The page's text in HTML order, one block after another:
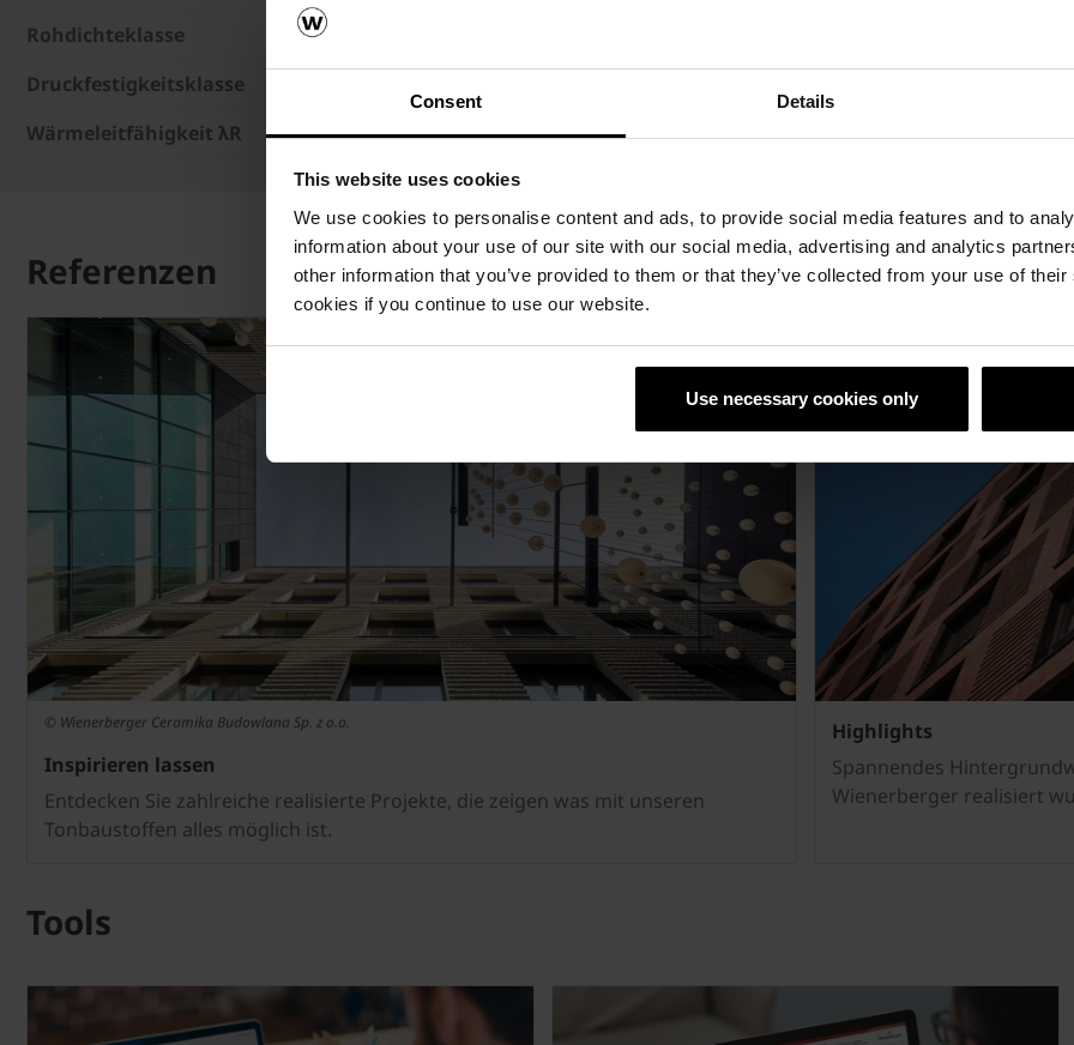
Consent Details
This website uses cookies
We use cookies to personalise content and ads, to provide social media features and to
information about your use of our site with our social media, advertising and analytics
other information that you’ve provided to them or that they’ve collected from your use of
cookies if you continue to use our website.
Use necessary cookies only
Rohdichteklasse
Druckfestigkeitsklasse
Wärmeleitfähigkeit λR
Referenzen
© Wienerberger Ceramika Budowlana Sp. z o.o.
Inspirieren lassen
Entdecken Sie zahlreiche realisierte Projekte, die zeigen was mit unseren
Tonbaustoffen alles möglich ist.
Highlights
Spannendes
Wienerberger realisiert
Tools